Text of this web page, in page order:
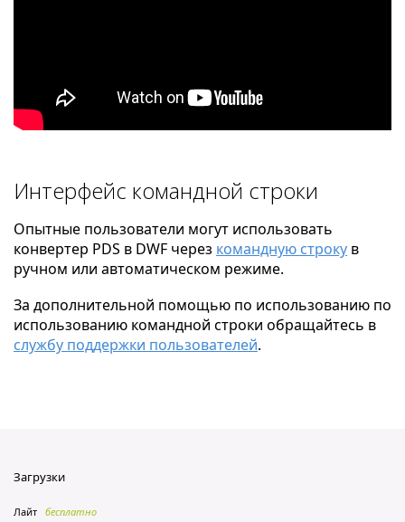
Интерфейс командной строки
Опытные пользователи могут использовать
конвертер PDS в DWF через командную строку в
ручном или автоматическом режиме.
За дополнительной помощью по использованию по
использованию командной строки обращайтесь в
службу поддержки пользователей.
Загрузки
Лайт бесплатно